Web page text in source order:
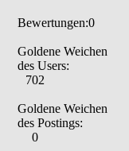
Bewertungen:0
Goldene Weichen
des Users:
702
Goldene Weichen
des Postings:
0